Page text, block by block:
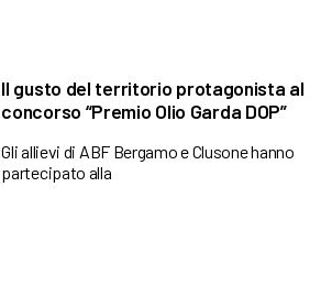
Il gusto del territorio protagonista al
concorso “Premio Olio Garda DOP”
Gli allievi di ABF Bergamo e Clusone hanno
partecipato alla